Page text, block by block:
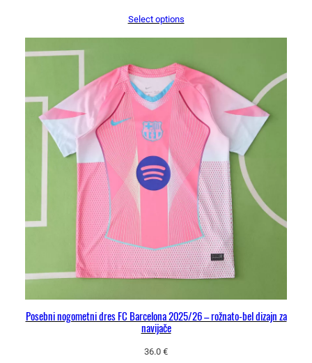
Select options
Posebni nogometni dres FC Barcelona 2025/26 – rožnato-bel dizajn za
navijače
36.0 €